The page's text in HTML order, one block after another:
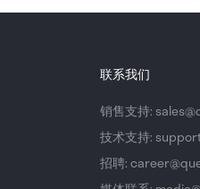
联系我们
销售支持:
技术支持:
招聘: